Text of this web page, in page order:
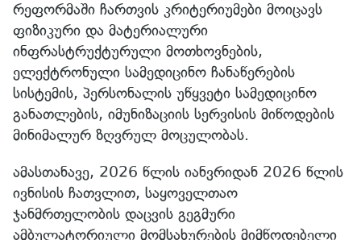
რეფორმაში ჩართვის კრიტერიუმები მოიცავს
ფიზიკური და მატერიალური
ინფრასტრუქტურული მოთხოვნების,
ელექტრონული სამედიცინო ჩანაწერების
სისტემის, პერსონალის უწყვეტი სამედიცინო
განათლების, იმუნიზაციის სერვისის მიწოდების
მინიმალურ ზღვრულ მოცულობას.
ამასთანავე, 2026 წლის იანვრიდან 2026 წლის
ივნისის ჩათვლით, საყოველთაო
ჯანმრთელობის დაცვის გეგმური
ამბულატორიული მომსახურების მიმწოდებელი